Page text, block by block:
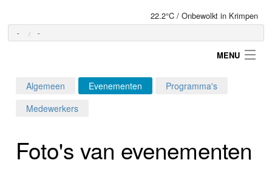
22.2°C / Onbewolkt in Krimpen
- -
MENU
Programma's
Algemeen Evenementen
Programma's
Medewerkers
Foto's van evenementen